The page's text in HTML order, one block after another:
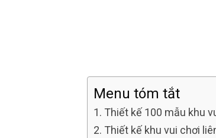
Menu tóm tắt
Thiết kế 100 mẫu khu
Thiết kế khu vui chơi